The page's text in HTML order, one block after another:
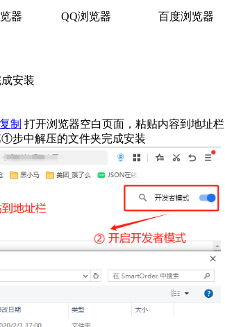
器 QQ浏览器 百度浏览器
安装
制 打开浏览器空白页面，粘贴内容到地址栏
步中解压的文件夹完成安装